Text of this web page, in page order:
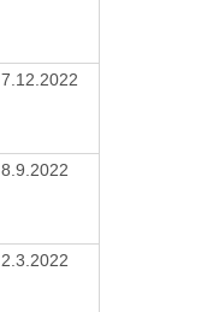
7.12.2022
8.9.2022
2.3.2022